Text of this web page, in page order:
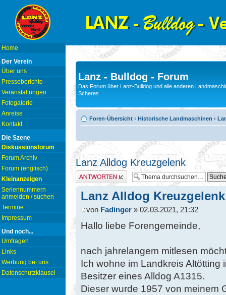
Home
Der Verein
Über uns
Presseberichte
Veranstaltungen
Fotogalerie
Anreise
Kontakt
Die Szene
Diskussionsforum
Forum Archiv
Forum (englisch)
Kleinanzeigen
Seriennummern
anmelden / suchen
Termine
Impressum
Und noch...
Umfragen
Links
Werbung bei uns
Datenschutzklausel
Lanz - Bulldog - Forum
Das Forum über Lanz-Bulldog und alle anderen
Scheres
Foren-Übersicht ‹ Historische Landmaschinen ‹
Lanz Alldog Kreuzgelenk
Antwort erstellen
Lanz Alldog Kreuzgelenk
von Fadinger » 02.03.2021, 21:32
Hallo liebe Forengemeinde,
nach jahrelangem mitlesen
Ich wohne im Landkreis Altötting
Besitzer eines Alldog A1315.
Dieser wurde 1957 von meinem